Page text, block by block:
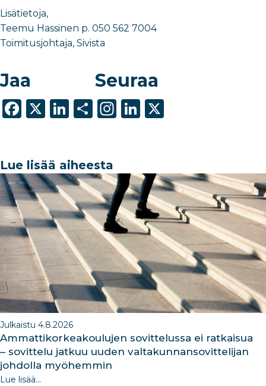
Lisätietoja,
Teemu Hassinen p. 050 562 7004
Toimitusjohtaja, Sivista
Jaa
F
e
b
o
o
k
X
Li
e
dI
n
S
e
Seuraa
In
ra
m
Li
dI
n
Lue lisää aiheesta
Julkaistu 4.8.2026
Ammattikorkeakoulujen sovittelussa ei ratkaisua
– sovittelu jatkuu uuden valtakunnansovittelijan
johdolla myöhemmin
Lue lisää...